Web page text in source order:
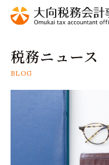
税務ニュース
BLOG